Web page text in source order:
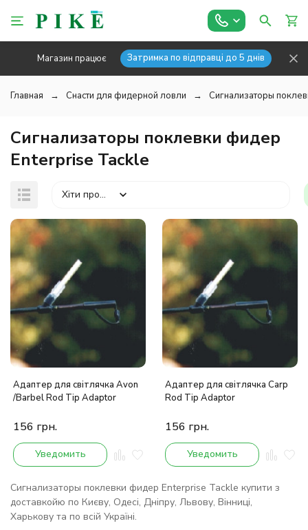
Магазин працює Затримка по відправці до 5 днів
Главная Снасти для фидерной ловли Сигнализаторы
Сигнализаторы поклевки фидер
Enterprise Tackle
Хіти продажів
Адаптер для світлячка Avon
/Barbel Rod Tip Adaptor
156 грн.
Уведомить
Адаптер для світлячка Carp
Rod Tip Adaptor
156 грн.
Уведомить
Сигнализаторы поклевки фидер Enterprise Tackle купити з
доставкойю по Києву, Одесі, Дніпру, Львову, Вінниці,
Харькову та по всій Україні.